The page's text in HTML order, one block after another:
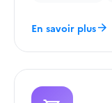
En savoir plusarrow_forward